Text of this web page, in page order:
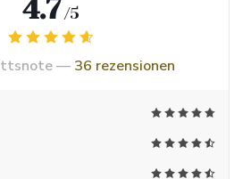
4.7 /5
— 36 rezensionen